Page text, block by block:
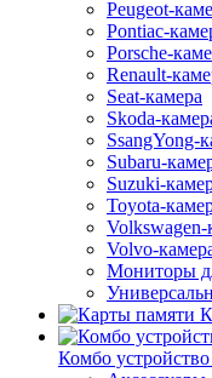
Peugeot-
Pontiac-
Porsche-
Renault-
Seat-камера
Skoda-
SsangYong-
Subaru-
Suzuki-
Toyota-
Volkswagen-
Volvo-
Мониторы
Комбо